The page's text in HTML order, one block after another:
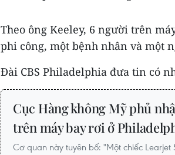
Theo ông Keeley, 6 người trên
phi công, một bệnh nhân và một
Đài CBS Philadelphia đưa tin có
Cục Hàng không Mỹ phủ
trên máy bay rơi ở
Cơ quan này tuyên bố: "Một chiếc